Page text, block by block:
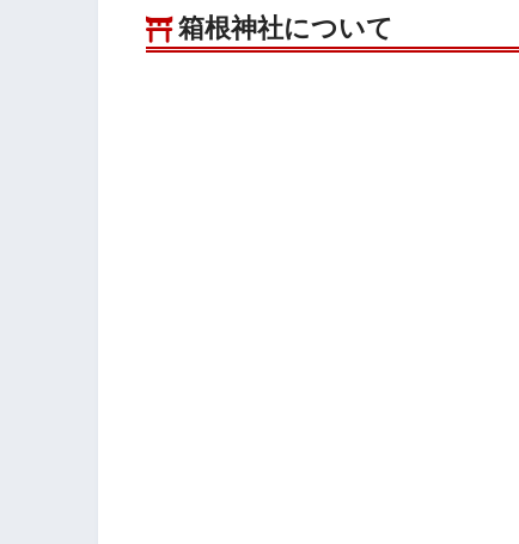
箱根神社について